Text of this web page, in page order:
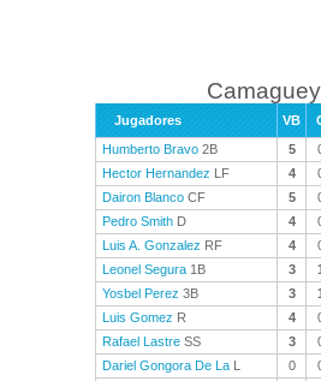
Jugadores VB
Humberto Bravo 2B 5
Hector Hernandez LF 4
Dairon Blanco CF 5
Pedro Smith D 4
Luis A. Gonzalez RF 4
Leonel Segura 1B 3
Yosbel Perez 3B 3
Luis Gomez R 4
Rafael Lastre SS 3
Dariel Gongora De La L 0